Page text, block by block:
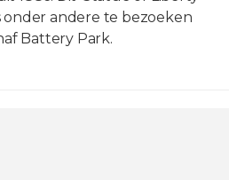
onder andere te bezoeken
Battery Park.